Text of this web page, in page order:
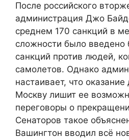
После российского
администрация Джо
среднем 170 санкций в
сложности было введено
санкций против людей,
самолетов. Однако
настаивает, что
Москву лишит ее
переговоры о
Сенаторов такое
Вашингтон вводил всё